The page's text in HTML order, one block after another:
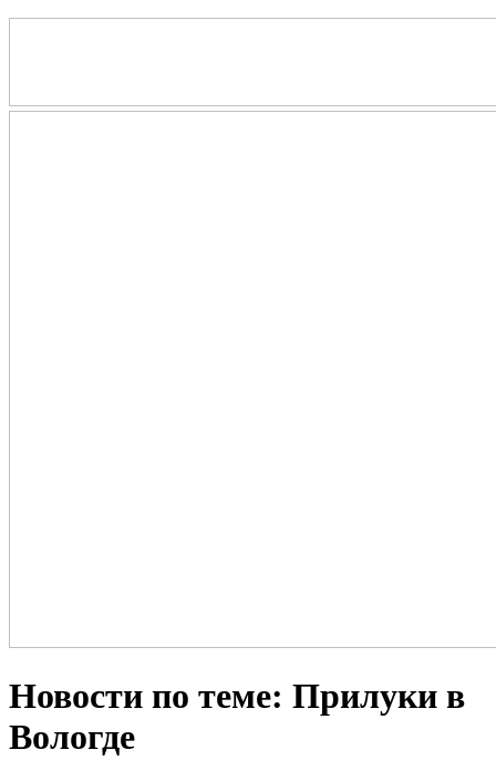
Новости по теме: Прилуки в
Вологде